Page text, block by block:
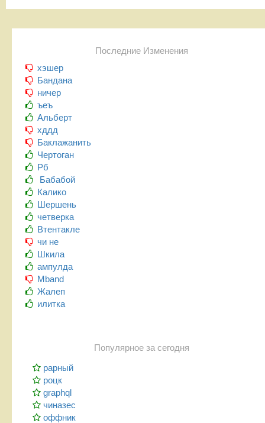
Последние Изменения
хэшер
Бандана
ничер
ъеъ
Альберт
хддд
Баклажанить
Чертоган
Рб
Бабабой
Калико
Шершень
четверка
Втентакле
чи не
Шкила
ампулда
Mband
Жалеп
илитка
Популярное за сегодня
рарный
роцк
graphql
чиназес
оффник